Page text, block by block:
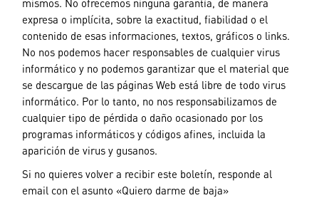
mismos. No ofrecemos ninguna garantía, de manera
expresa o implícita, sobre la exactitud, fiabilidad o el
contenido de esas informaciones, textos, gráficos o links.
No nos podemos hacer responsables de cualquier virus
informático y no podemos garantizar que el material que
se descargue de las páginas Web está libre de todo virus
informático. Por lo tanto, no nos responsabilizamos de
cualquier tipo de pérdida o daño ocasionado por los
programas informáticos y códigos afines, incluida la
aparición de virus y gusanos.
Si no quieres volver a recibir este boletín, responde al
email con el asunto «Quiero darme de baja»